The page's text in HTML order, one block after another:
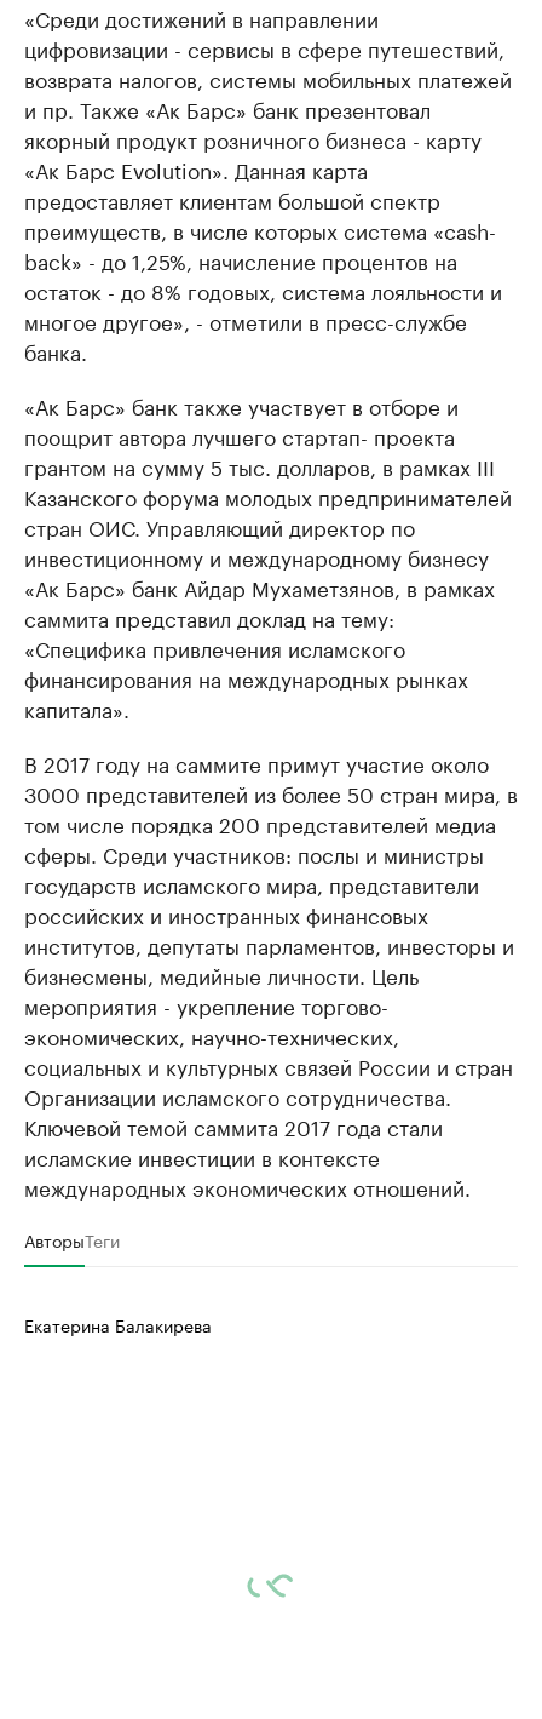
«Среди достижений в направлении
цифровизации - сервисы в сфере путешествий,
возврата налогов, системы мобильных платежей
и пр. Также «Ак Барс» банк презентовал
якорный продукт розничного бизнеса - карту
«Ак Барс Evolution». Данная карта
предоставляет клиентам большой спектр
преимуществ, в числе которых система «cash-
back» - до 1,25%, начисление процентов на
остаток - до 8% годовых, система лояльности и
многое другое», - отметили в пресс-службе
банка.
«Ак Барс» банк также участвует в отборе и
поощрит автора лучшего стартап- проекта
грантом на сумму 5 тыс. долларов, в рамках III
Казанского форума молодых предпринимателей
стран ОИС. Управляющий директор по
инвестиционному и международному бизнесу
«Ак Барс» банк Айдар Мухаметзянов, в рамках
саммита представил доклад на тему:
«Специфика привлечения исламского
финансирования на международных рынках
капитала».
В 2017 году на саммите примут участие около
3000 представителей из более 50 стран мира, в
том числе порядка 200 представителей медиа
сферы. Среди участников: послы и министры
государств исламского мира, представители
российских и иностранных финансовых
институтов, депутаты парламентов, инвесторы и
бизнесмены, медийные личности. Цель
мероприятия - укрепление торгово-
экономических, научно-технических,
социальных и культурных связей России и стран
Организации исламского сотрудничества.
Ключевой темой саммита 2017 года стали
исламские инвестиции в контексте
международных экономических отношений.
АвторыТеги
Екатерина Балакирева